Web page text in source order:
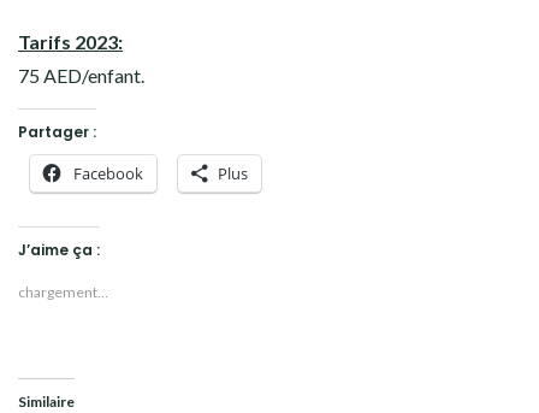
Tarifs 2023:
75 AED/enfant.
Partager :
Facebook Plus
J’aime ça :
chargement…
Similaire